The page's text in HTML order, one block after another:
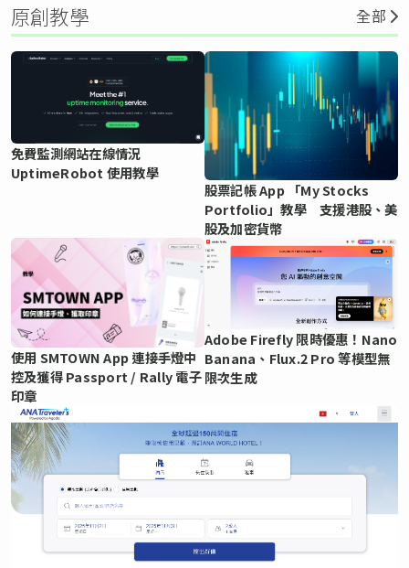
原創教學 全部
免費監測網站在線情況
UptimeRobot 使用教學
股票記帳 App 「My Stocks
Portfolio」教學 支援港股、美
股及加密貨幣
使用 SMTOWN App 連接手燈中
控及獲得 Passport / Rally 電子
印章
Adobe Firefly 限時優惠！Nano
Banana、Flux.2 Pro 等模型無
限次生成